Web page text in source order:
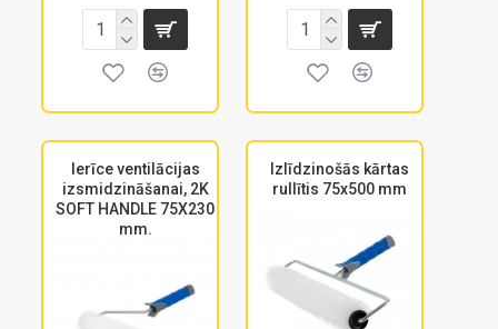
Ierīce ventilācijas
izsmidzināšanai, 2K
SOFT HANDLE 75X230
mm.
Izlīdzinošās kārtas
rullītis 75x500 mm